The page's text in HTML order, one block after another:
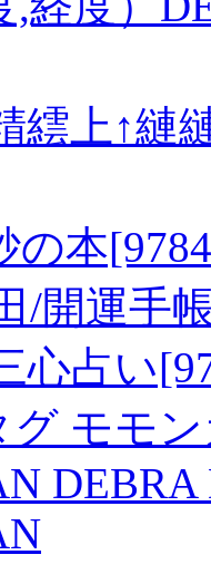
繧上↑
本
/開運手
心占い
モモン